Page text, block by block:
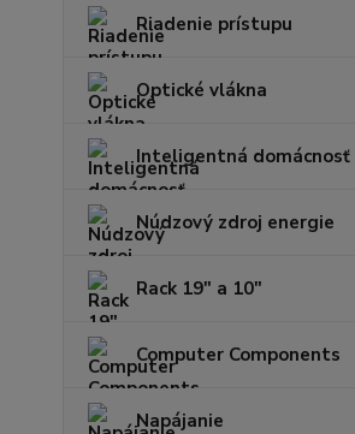
Riadenie prístupu
Optické vlákna
Inteligentná domácnosť
Núdzový zdroj energie
Rack 19" a 10"
Computer Components
Napájanie